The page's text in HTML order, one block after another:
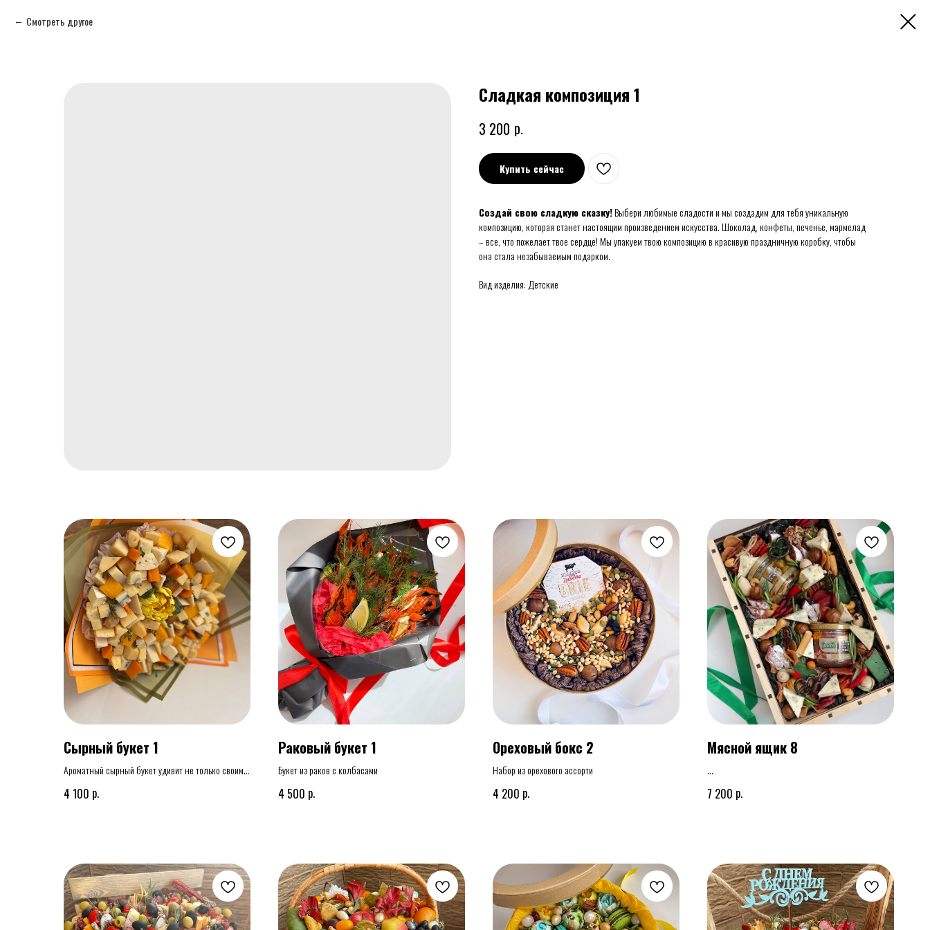
Смотреть другое
Сладкая композиция 1
3 200 р.
Купить сейчас
Создай свою сладкую сказку!Выбери любимые сладости и мы создадим для тебя уникальную
композицию, которая станет настоящим произведением искусства. Шоколад, конфеты, печенье, мармелад
– все, что пожелает твое сердце! Мы упакуем твою композицию в красивую праздничную коробку, чтобы
она стала незабываемым подарком.
Вид изделия: Детские
Сырный букет 1
Ароматный сырный букет удивит не только своим
любому торжеству который задет настроение и
4 100 р.
Раковый букет 1
Букет из раков с колбасами
4 500 р.
Ореховый бокс 2
Набор из орехового ассорти
4 200 р.
Мясной ящик 8
7 200 р.